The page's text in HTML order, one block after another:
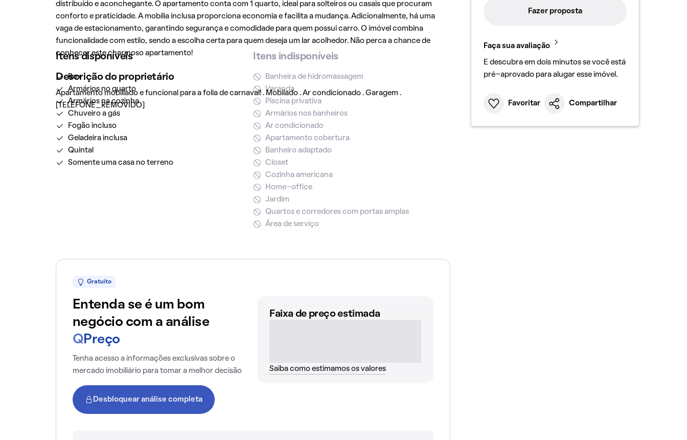
distribuído e aconchegante. O apartamento conta com 1 quarto, ideal para solteiros ou casais que procuram
conforto e praticidade. A mobília inclusa proporciona economia e facilita a mudança. Adicionalmente, há uma
vaga de estacionamento, garantindo segurança e comodidade para quem possui carro. O imóvel combina
funcionalidade com estilo, sendo a escolha certa para quem deseja um lar acolhedor. Não perca a chance de
conhecer este charmoso apartamento!
Descrição do proprietário
Apartamento mobiliado e funcional para a folia de carnaval! . Mobilado . Ar condicionado . Garagem .
[TELEFONE_REMOVIDO]
Itens disponíveis
Box
Armários no quarto
Armários na cozinha
Chuveiro a gás
Fogão incluso
Geladeira inclusa
Quintal
Somente uma casa no terreno
Itens indisponíveis
Banheira de hidromassagem
Varanda
Piscina privativa
Armários nos banheiros
Ar condicionado
Apartamento cobertura
Banheiro adaptado
Closet
Cozinha americana
Home-office
Jardim
Quartos e corredores com portas amplas
Área de serviço
Gratuito
Entenda se é um bom
negócio com a análise
Q Preço
Tenha acesso a informações exclusivas sobre o
mercado imobiliário para tomar a melhor decisão
Desbloquear análise completa
Faixa de preço estimada
Saiba como estimamos os valores
Fazer proposta
Faça sua avaliação
E descubra em dois minutos se você está
pré-aprovado para alugar esse imóvel.
Favoritar Compartilhar